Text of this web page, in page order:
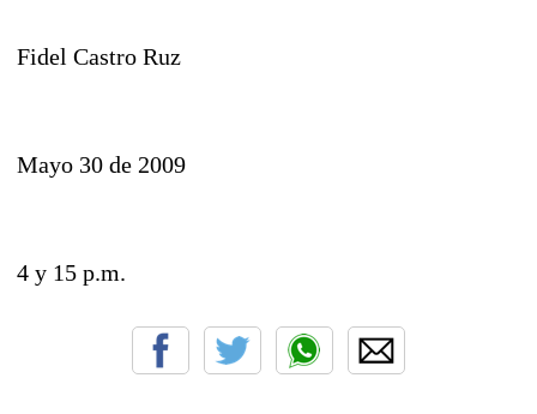
Fidel Castro Ruz
Mayo 30 de 2009
4 y 15 p.m.